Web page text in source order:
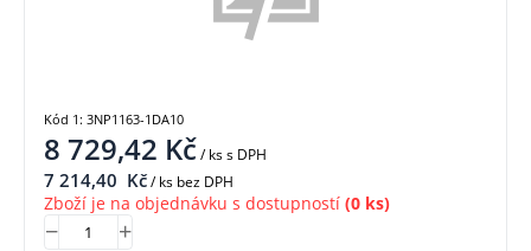
8 729,42 Kč/ kss DPH
7 214,40 Kč/ ks bez DPH
Zboží je na objednávku s dostupností (0 ks)
Kód 1: 3NP1163-1DA10